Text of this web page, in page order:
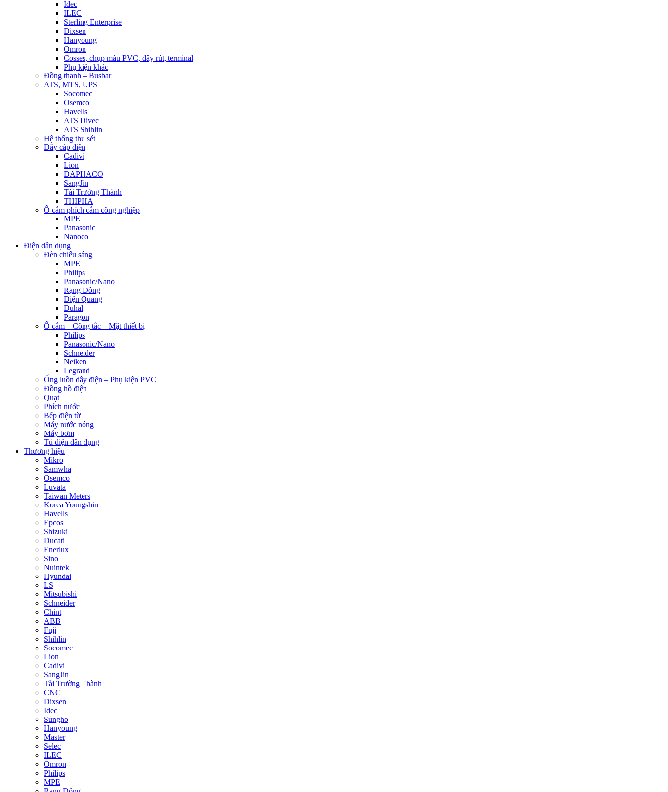
Idec
ILEC
Sterling Enterprise
Dixsen
Hanyoung
Omron
Cosses, chụp màu PVC, dây rút, terminal
Phụ kiện khác
Đồng thanh – Busbar
ATS, MTS, UPS
Socomec
Osemco
Havells
ATS Divec
ATS Shihlin
Hệ thống thu sét
Dây cáp điện
Cadivi
Lion
DAPHACO
SangJin
Tài Trường Thành
THIPHA
Ổ cắm phích cắm công nghiệp
MPE
Panasonic
Nanoco
Điện dân dụng
Đèn chiếu sáng
MPE
Philips
Panasonic/Nano
Rạng Đông
Điện Quang
Duhal
Paragon
Ổ cắm – Công tắc – Mặt thiết bị
Philips
Panasonic/Nano
Schneider
Neiken
Legrand
Ống luồn dây điện – Phụ kiện PVC
Đồng hồ điện
Quạt
Phích nước
Bếp điện từ
Máy nước nóng
Máy bơm
Tủ điện dân dụng
Thương hiệu
Mikro
Samwha
Osemco
Luvata
Taiwan Meters
Korea Youngshin
Havells
Epcos
Shizuki
Ducati
Enerlux
Sino
Nuintek
Hyundai
LS
Mitsubishi
Schneider
Chint
ABB
Fuji
Shihlin
Socomec
Lion
Cadivi
SangJin
Tài Trường Thành
CNC
Dixsen
Idec
Sungho
Hanyoung
Master
Selec
ILEC
Omron
Philips
MPE